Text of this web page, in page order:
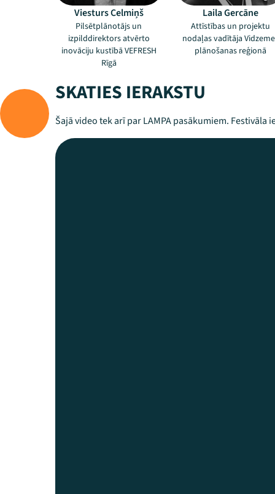
Viesturs Celmiņš
Pilsētplānotājs un
izpilddirektors atvērto
inovāciju kustībā VEFRESH
Rīgā
Laila Gercāne
Attīstības un projektu
nodaļas vadītāja
plānošanas reģionā
SKATIES IERAKSTU
Šajā video tek arī par LAMPA pasākumiem.